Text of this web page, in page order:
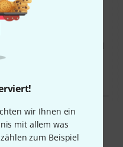
wir Ihnen ein
mit allem was
zum Beispiel
Focusrite Scarlett Solo 3rd